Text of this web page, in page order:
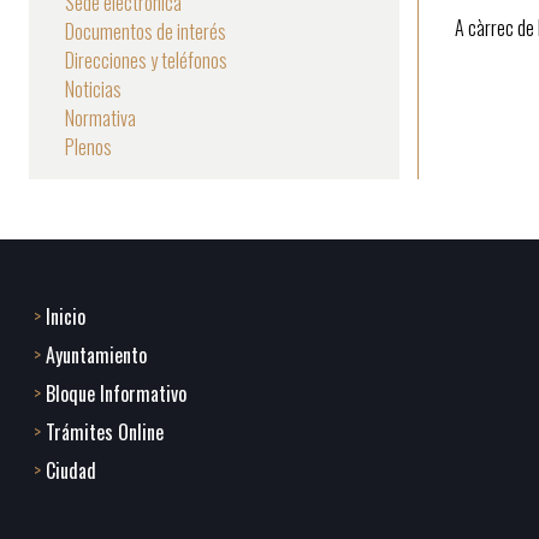
navegación
Documentos de interés
Direcciones y teléfonos
Noticias
Normativa
Plenos
A càrrec
Footer
menu
1
Inicio
Ayuntamiento
Bloque Informativo
Trámites Online
Ciudad